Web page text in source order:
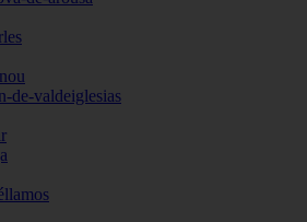
de-valdeiglesias